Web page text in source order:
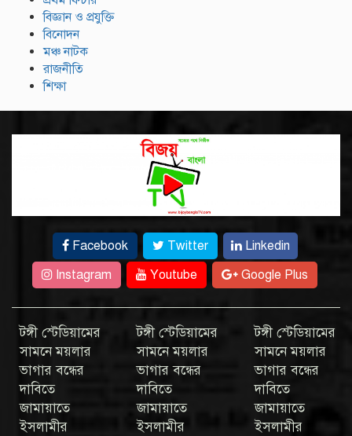
বিজ্ঞান ও প্রযুক্তি
বিনোদন
মঞ্চ নাটক
রাজনীতি
শিক্ষা
Facebook Twitter
Linkedin
Instagram
Youtube Google Plus
টঙ্গী স্টেডিয়ামের
সামনে ময়লার
ভাগার বন্ধের
দাবিতে
জামায়াতে
ইসলামীর
টঙ্গী স্টেডিয়ামের
সামনে ময়লার
ভাগার বন্ধের
দাবিতে
জামায়াতে
ইসলামীর
টঙ্গী স্টেডিয়ামের
সামনে ময়লার
ভাগার বন্ধের
দাবিতে
জামায়াতে
ইসলামীর